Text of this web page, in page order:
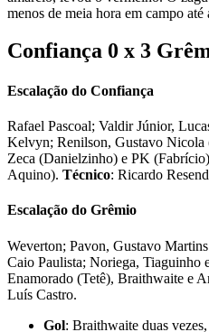
menos de meia hora em campo até
Confiança 0 x 3
Escalação do Confiança
Rafael Pascoal; Valdir Júnior,
Kelvyn; Renilson, Gustavo Nicola
Zeca (Danielzinho) e PK
Aquino). Técnico: Ricardo
Escalação do Grêmio
Weverton; Pavon, Gustavo
Caio Paulista; Noriega, Tiaguinho
Enamorado (Tetê), Braithwaite e
Luís Castro.
Gol: Braithwaite duas